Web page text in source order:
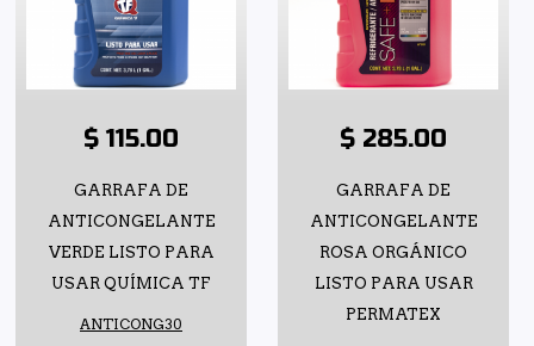
$ 115.00
GARRAFA DE
ANTICONGELANTE
VERDE LISTO PARA
USAR QUÍMICA TF
ANTICONG30
$ 285.00
GARRAFA DE
ANTICONGELANTE
ROSA ORGÁNICO
LISTO PARA USAR
PERMATEX